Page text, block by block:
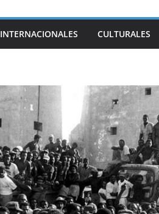
INTERNACIONALES CULTURALES